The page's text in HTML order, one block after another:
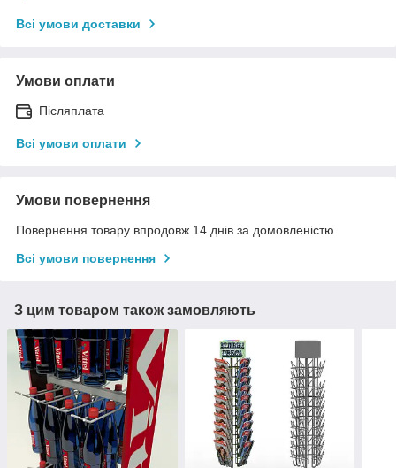
Всі умови доставки
Умови оплати
Післяплата
Всі умови оплати
Умови повернення
Повернення товару впродовж 14 днів за домовленістю
Всі умови повернення
З цим товаром також замовляють